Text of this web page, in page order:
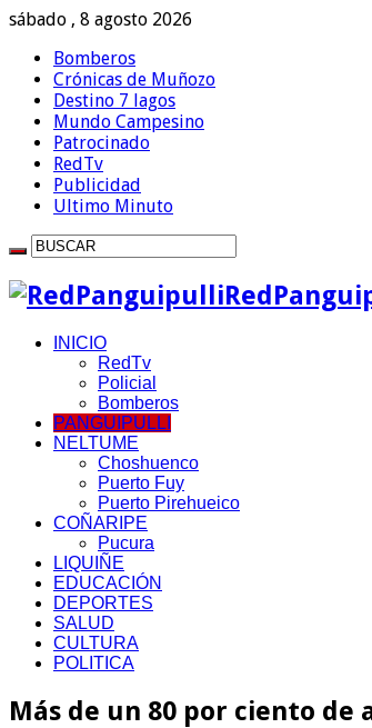
sábado , 8 agosto 2026
Bomberos
Crónicas de Muñozo
Destino 7 lagos
Mundo Campesino
Patrocinado
RedTv
Publicidad
Ultimo Minuto
INICIO
RedTv
Policial
Bomberos
PANGUIPULLI
NELTUME
Choshuenco
Puerto Fuy
Puerto Pirehueico
COÑARIPE
Pucura
LIQUIÑE
EDUCACIÓN
DEPORTES
SALUD
CULTURA
POLITICA
Más de un 80 por ciento